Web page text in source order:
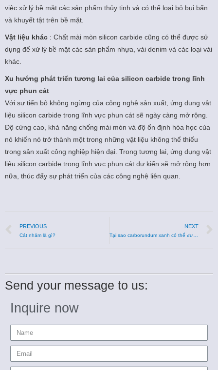
việc xử lý bề mặt các sản phẩm thủy tinh và có thể loại bỏ bụi bẩn
và khuyết tật trên bề mặt.
Vật liệu khác : Chất mài mòn silicon carbide cũng có thể được sử
dụng để xử lý bề mặt các sản phẩm nhựa, vải denim và các loại vải
khác.
Xu hướng phát triển tương lai của silicon carbide trong lĩnh
vực phun cát
Với ​​sự tiến bộ không ngừng của công nghệ sản xuất, ứng dụng vật
liệu silicon carbide trong lĩnh vực phun cát sẽ ngày càng mở rộng.
Độ cứng cao, khả năng chống mài mòn và độ ổn định hóa học của
nó khiến nó trở thành một trong những vật liệu không thể thiếu
trong sản xuất công nghiệp hiện đại. Trong tương lai, ứng dụng vật
liệu silicon carbide trong lĩnh vực phun cát dự kiến ​​sẽ mở rộng hơn
nữa, thúc đẩy sự phát triển của các công nghệ liên quan.
PREVIOUS
Cát nhám là gì?
NEXT
Tại sao carborundum xanh có thể được sử dụng để phun cát/mài và đánh bóng đá?
Send your message to us:
Inquire now